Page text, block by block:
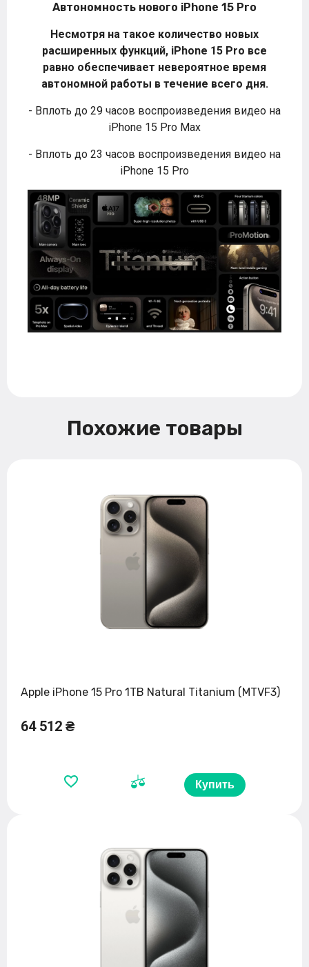
Автономность нового iPhone 15 Pro
Несмотря на такое количество новых
расширенных функций, iPhone 15 Pro все
равно обеспечивает невероятное время
автономной работы в течение всего дня.
- Вплоть до 29 часов воспроизведения видео на
iPhone 15 Pro Max
- Вплоть до 23 часов воспроизведения видео на
iPhone 15 Pro
Похожие товары
Apple iPhone 15 Pro 1TB Natural Titanium (MTVF3)
64 512 ₴
Купить